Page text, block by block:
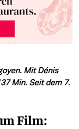
Mit Dénis
Min. Seit dem 7.
Film: